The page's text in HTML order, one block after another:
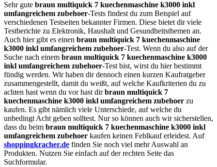
Sehr gute braun multiquick 7 kuechenmaschine k3000 inkl
umfangreichem zubehoer-Tests findest du zum Beispiel auf
verschiedenen Testseiten bekannter Firmen. Diese bietet dir viele
Testberichte zu Elektronik, Haushalt und Gesundheitsthemen an.
Auch hier gibt es einen braun multiquick 7 kuechenmaschine
k3000 inkl umfangreichem zubehoer-Test. Wenn du also auf der
Suche nach einem braun multiquick 7 kuechenmaschine k3000
inkl umfangreichem zubehoer-Test bist, wirst du hier bestimmt
fündig werden. Wir haben dir dennoch einen kurzen Kaufratgeber
zusammengestellt, damit du weißt, auf welche Kaufkriterien du zu
achten hast wenn du vor hast dirbraun multiquick 7
kuechenmaschine k3000 inkl umfangreichem zubehoer zu
kaufen. Es gibt nämlich viele Unterschiede, auf welche du
unbedingt Acht geben solltest. Nur so können auch wir sicherstellen,
dass du beim braun multiquick 7 kuechenmaschine k3000 inkl
umfangreichem zubehoer kaufen keinen Fehlkauf erleidest. Auf
shoppingkracher.de finden Sie noch viel mehr Auswahl an
Produkten. Nutzen Sie einfach auf der rechten Seite das
Suchformular.